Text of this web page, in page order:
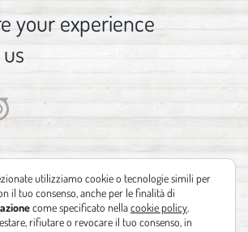
your experience
utilizziamo cookie o tecnologie simili per
il tuo consenso, anche per le finalità di
come specificato nellacookie policy
rifiutare o revocare il tuo consenso, in